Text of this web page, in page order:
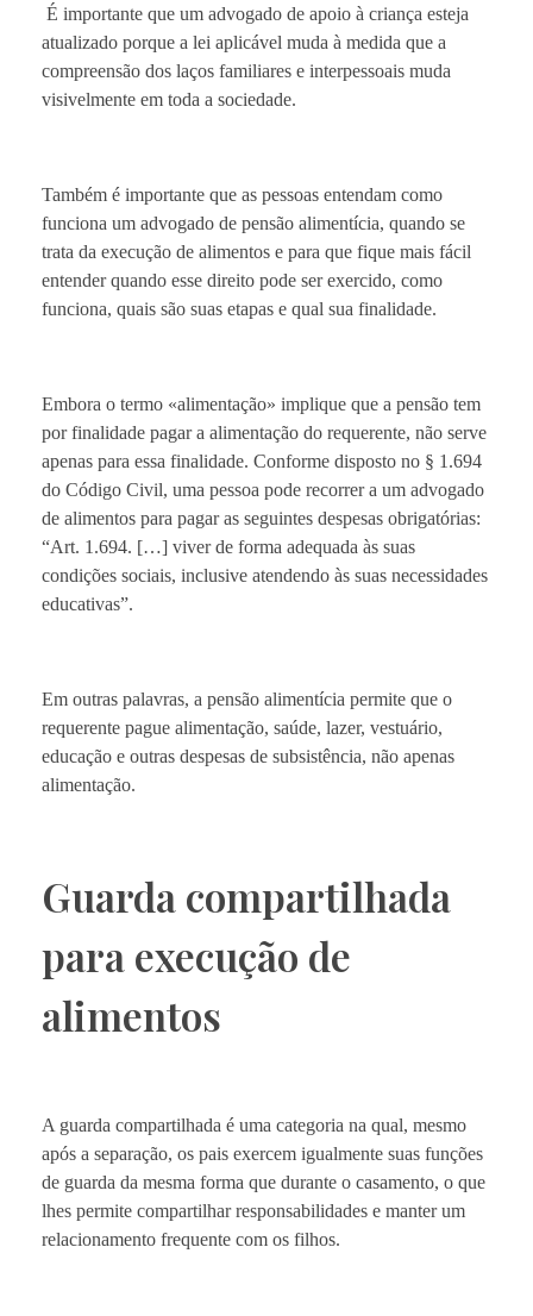
É importante que um advogado de apoio à criança esteja
atualizado porque a lei aplicável muda à medida que a
compreensão dos laços familiares e interpessoais muda
visivelmente em toda a sociedade.
Também é importante que as pessoas entendam como
funciona um advogado de pensão alimentícia, quando se
trata da execução de alimentos e para que fique mais fácil
entender quando esse direito pode ser exercido, como
funciona, quais são suas etapas e qual sua finalidade.
Embora o termo «alimentação» implique que a pensão tem
por finalidade pagar a alimentação do requerente, não serve
apenas para essa finalidade. Conforme disposto no § 1.694
do Código Civil, uma pessoa pode recorrer a um advogado
de alimentos para pagar as seguintes despesas obrigatórias:
“Art. 1.694. […] viver de forma adequada às suas
condições sociais, inclusive atendendo às suas necessidades
educativas”.
Em outras palavras, a pensão alimentícia permite que o
requerente pague alimentação, saúde, lazer, vestuário,
educação e outras despesas de subsistência, não apenas
alimentação.
Guarda compartilhada
para execução de
alimentos
A guarda compartilhada é uma categoria na qual, mesmo
após a separação, os pais exercem igualmente suas funções
de guarda da mesma forma que durante o casamento, o que
lhes permite compartilhar responsabilidades e manter um
relacionamento frequente com os filhos.